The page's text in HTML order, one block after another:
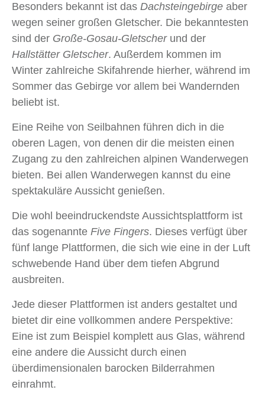
Besonders bekannt ist das Dachsteingebirge aber
wegen seiner großen Gletscher. Die bekanntesten
sind der Große-Gosau-Gletscherund der
Hallstätter Gletscher. Außerdem kommen im
Winter zahlreiche Skifahrende hierher, während im
Sommer das Gebirge vor allem bei Wandernden
beliebt ist.
Eine Reihe von Seilbahnen führen dich in die
oberen Lagen, von denen dir die meisten einen
Zugang zu den zahlreichen alpinen Wanderwegen
bieten. Bei allen Wanderwegen kannst du eine
spektakuläre Aussicht genießen.
Die wohl beeindruckendste Aussichtsplattform ist
das sogenannte Five Fingers. Dieses verfügt über
fünf lange Plattformen, die sich wie eine in der Luft
schwebende Hand über dem tiefen Abgrund
ausbreiten.
Jede dieser Plattformen ist anders gestaltet und
bietet dir eine vollkommen andere Perspektive:
Eine ist zum Beispiel komplett aus Glas, während
eine andere die Aussicht durch einen
überdimensionalen barocken Bilderrahmen
einrahmt.